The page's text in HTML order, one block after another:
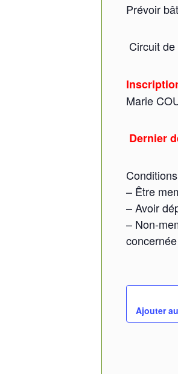
Prévoir
Circuit
Marie
Dernier
– Être
– Avoir
– Non-
Ajouter